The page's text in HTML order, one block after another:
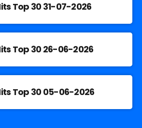
Top 30 31-07-2026
Top 30 26-06-2026
Top 30 05-06-2026